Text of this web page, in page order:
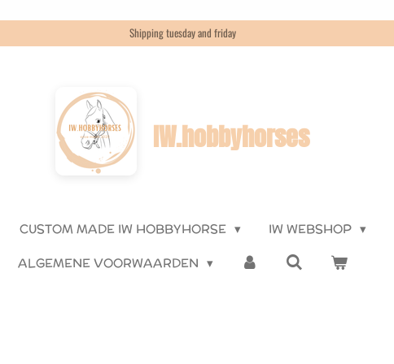
Shipping tuesday and friday
IW.hobbyhorses
CUSTOM MADE IW HOBBYHORSE IW WEBSHOP
ALGEMENE VOORWAARDEN